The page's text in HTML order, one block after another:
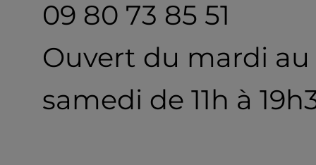
09 80 73 85 51
Ouvert du mardi au
samedi de 11h à